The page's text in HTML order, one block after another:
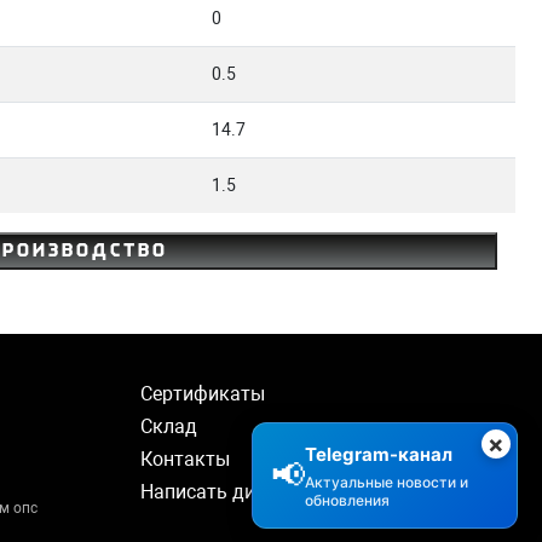
0
0.5
14.7
1.5
опс
Сертификаты
Склад
Контакты
Написать директору
×
📢
Telegram-канал
Актуальные новости и
обновления